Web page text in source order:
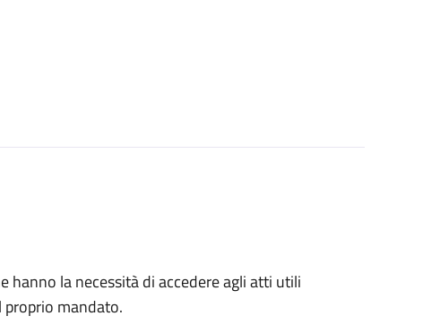
hanno la necessità di accedere agli atti utili
mandato.